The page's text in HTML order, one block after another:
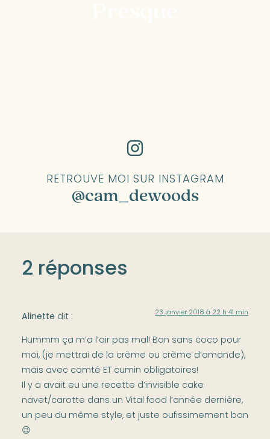
RETROUVE MOI SUR INSTAGRAM
@cam_dewoods
2 réponses
Alinette dit : 23 janvier 2018 à 22 h 41 min
Hummm ça m’a l’air pas mal! Bon sans coco pour
moi, (je mettrai de la crème ou crème d’amande),
mais avec comté ET cumin obligatoires!
Il y a avait eu une recette d’invisible cake
navet/carotte dans un Vital food l’année dernière,
un peu du même style, et juste oufissimement bon
😉